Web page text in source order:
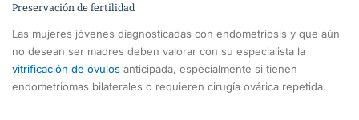
Preservación de fertilidad
Las mujeres jóvenes diagnosticadas con endometriosis y que aún
no desean ser madres deben valorar con su especialista la
vitrificación de óvulos anticipada, especialmente si tienen
endometriomas bilaterales o requieren cirugía ovárica repetida.